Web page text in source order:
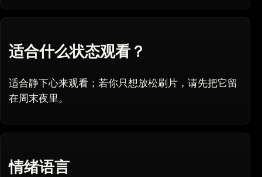
适合什么状态观看？
适合静下心来观看；若你只想放松刷片，请先把它留
在周末夜里。
情绪语言